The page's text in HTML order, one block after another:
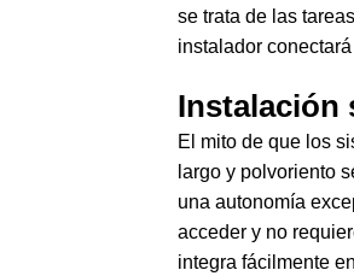
se trata de las
instalador
Instalación
El mito de que los
largo y polvoriento
una autonomía
acceder y no
integra fácilmente